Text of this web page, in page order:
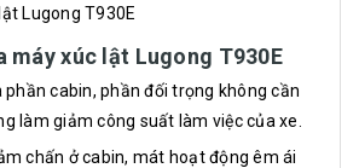
Lugong T930E
máy xúc lật Lugong T930E
cabin, phần đối trọng không cần
làm giảm công suất làm việc của xe.
chấn ở cabin, mát hoạt động êm ái